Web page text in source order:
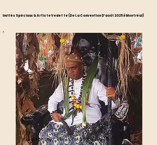
Invités Spéciaux & Artiste Vedette (de La Convention D’août 2025 À Montréal)
Invités Spéciaux & Artiste Vedette (de La Convention D’août 2025 À Montréal)
Crédit photo / Photo credit: CRTVweb